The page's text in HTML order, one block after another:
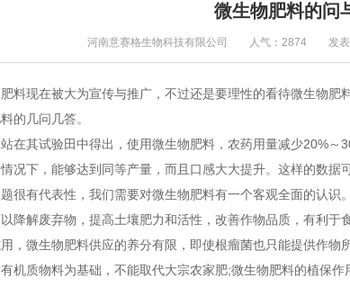
微生物肥料的问
河南意赛格生物科技有限公司 人气：2874 发
料现在被大为宣传与推广，不过还是要理性的看待微生物肥
的几问几答。
在其试验田中得出，使用微生物肥料，农药用量减少20%
况下，能够达到同等产量，而且口感大大提升。这样的数据
很有代表性，我们需要对微生物肥料有一个客观全面的认
降解废弃物，提高土壤肥力和活性，改善作物品质，有利
，微生物肥料供应的养分有限，即使根瘤菌也只能提供作
机质物料为基础，不能取代大宗农家肥;微生物肥料的植保